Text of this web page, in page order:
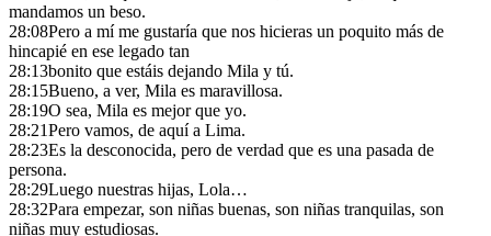
mandamos un beso.
28:08Pero a mí me gustaría que nos hicieras un poquito más de
hincapié en ese legado tan
28:13bonito que estáis dejando Mila y tú.
28:15Bueno, a ver, Mila es maravillosa.
28:19O sea, Mila es mejor que yo.
28:21Pero vamos, de aquí a Lima.
28:23Es la desconocida, pero de verdad que es una pasada de
persona.
28:29Luego nuestras hijas, Lola…
28:32Para empezar, son niñas buenas, son niñas tranquilas, son
niñas muy estudiosas.